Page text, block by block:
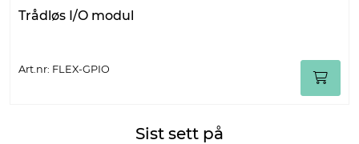
Trådløs I/O modul
Art.nr: FLEX-GPIO
Sist sett på